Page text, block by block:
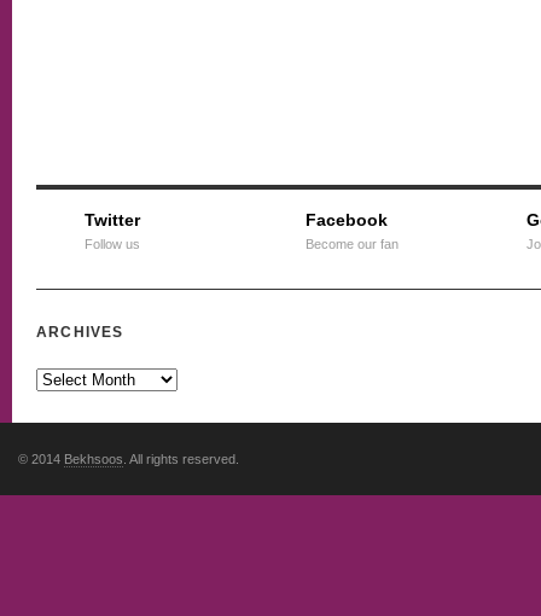
Twitter
Follow us
Facebook
Become our fan
ARCHIVES
© 2014 Bekhsoos . All rights reserved.